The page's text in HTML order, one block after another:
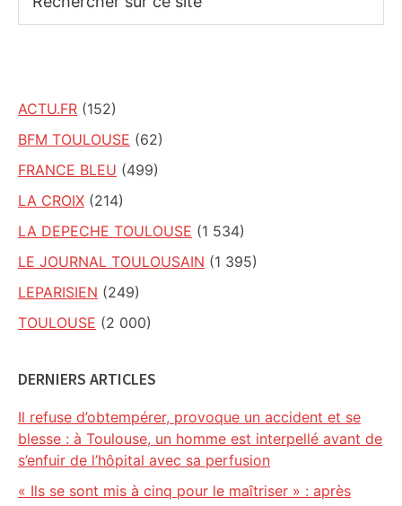
sur
ACTU.FR (152)
BFM TOULOUSE (62)
FRANCE BLEU (499)
LA CROIX (214)
LA DEPECHE TOULOUSE (1 534)
LE JOURNAL TOULOUSAIN (1 395)
LEPARISIEN (249)
TOULOUSE (2 000)
DERNIERS ARTICLES
Il refuse d’obtempérer, provoque un accident et se
blesse : à Toulouse, un homme est interpellé avant de
s’enfuir de l’hôpital avec sa perfusion
« Ils se sont mis à cinq pour le maîtriser » : après